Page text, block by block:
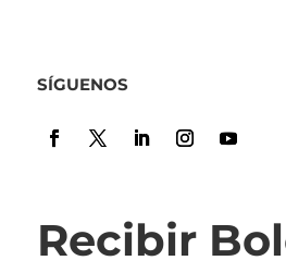
SÍGUENOS
Recibir